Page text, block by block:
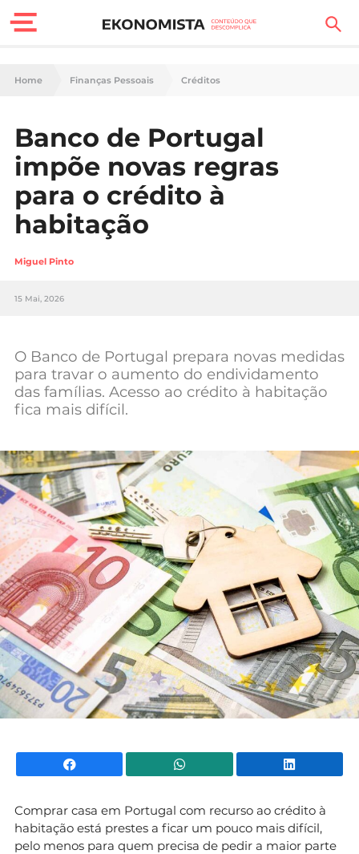
Finanças Pessoais
Carreira
Casa
Lifestyle
Sociedade
Tecnologia
Negócios
Mundial 2026
Home Finanças Pessoais Créditos
Banco de Portugal
impõe novas regras
para o crédito à
habitação
Miguel Pinto
15 Mai, 2026
O Banco de Portugal prepara novas medidas
para travar o aumento do endividamento
das famílias. Acesso ao crédito à habitação
fica mais difícil.
Facebook WhatsApp
Comprar casa em Portugal com recurso ao crédito à
habitação está prestes a ficar um pouco mais difícil,
pelo menos para quem precisa de pedir a maior parte